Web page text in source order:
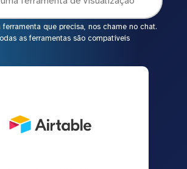
ferramenta que precisa, nos chame no chat.
as ferramentas são compatíveis